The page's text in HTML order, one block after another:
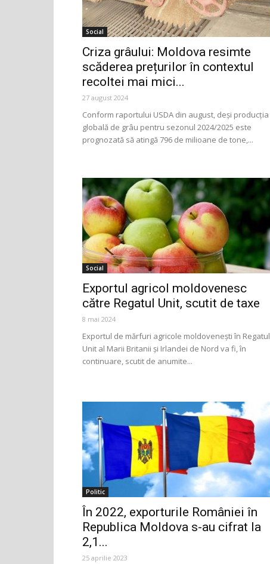
Social
Criza grâului: Moldova resimte
scăderea prețurilor în contextul
recoltei mai mici...
27 august 2024
Conform raportului USDA din august, deși producția
globală de grâu pentru sezonul 2024/2025 este
prognozată să atingă 796 de milioane de tone,...
Social
Exportul agricol moldovenesc
către Regatul Unit, scutit de taxe
8 mai 2024
Exportul de mărfuri agricole moldovenești în Regatul
Unit al Marii Britanii și Irlandei de Nord va fi, în
continuare, scutit de anumite...
Politic
În 2022, exporturile României în
Republica Moldova s-au cifrat la
2,1...
25 aprilie 2023